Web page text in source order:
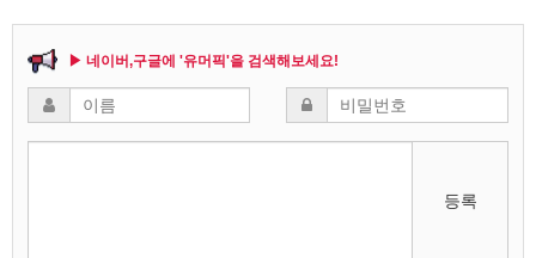
▶ 네이버,구글에 '유머픽'을 검색해보세요!
등록